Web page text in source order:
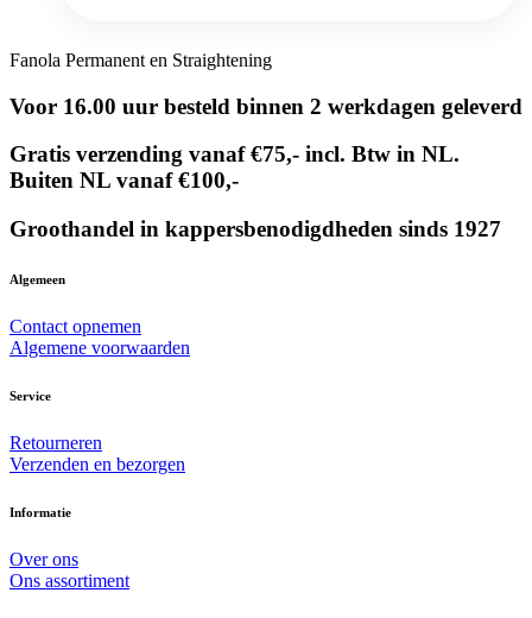
Fanola Permanent en Straightening
Voor 16.00 uur besteld binnen 2 werkdagen geleverd
Gratis verzending vanaf €75,- incl. Btw in NL.
Buiten NL vanaf €100,-
Groothandel in kappersbenodigdheden sinds 1927
Algemeen
Contact opnemen
Algemene voorwaarden
Service
Retourneren
Verzenden en bezorgen
Informatie
Over ons
Ons assortiment